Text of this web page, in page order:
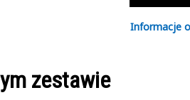
Informacje
zestawie